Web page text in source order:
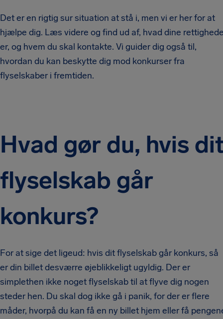
Det er en rigtig sur situation at stå i, men vi er her for at
hjælpe dig. Læs videre og find ud af, hvad dine
er, og hvem du skal kontakte. Vi guider dig også til,
hvordan du kan beskytte dig mod konkurser fra
flyselskaber i fremtiden.
Hvad gør du, hvis
flyselskab går
konkurs?
For at sige det ligeud: hvis dit flyselskab går konkurs, så
er din billet desværre øjeblikkeligt ugyldig. Der er
simplethen ikke noget flyselskab til at flyve dig nogen
steder hen. Du skal dog ikke gå i panik, for der er flere
måder, hvorpå du kan få en ny billet hjem eller få